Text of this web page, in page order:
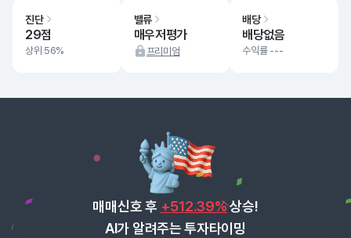
진단
29점
상위 56%
밸류
매우저평가
프리미엄
배당
배당없음
수익률 ---
매매신호 후 +512.39%상승!
AI가 알려주는 투자타이밍